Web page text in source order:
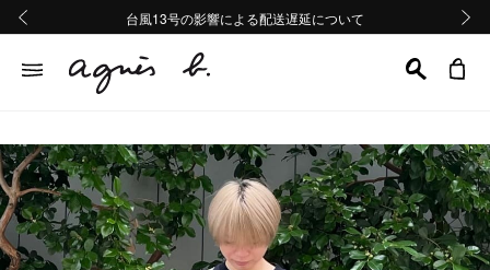
熊本地域地震の影響による配送遅延について
Summer Sale 2buy10%OFF!!
台風13号の影響による配送遅延について
熊本地域地震の影響による配送遅延について
Summer Sale 2buy10%OFF!!